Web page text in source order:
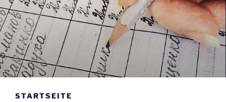
STARTSEITE